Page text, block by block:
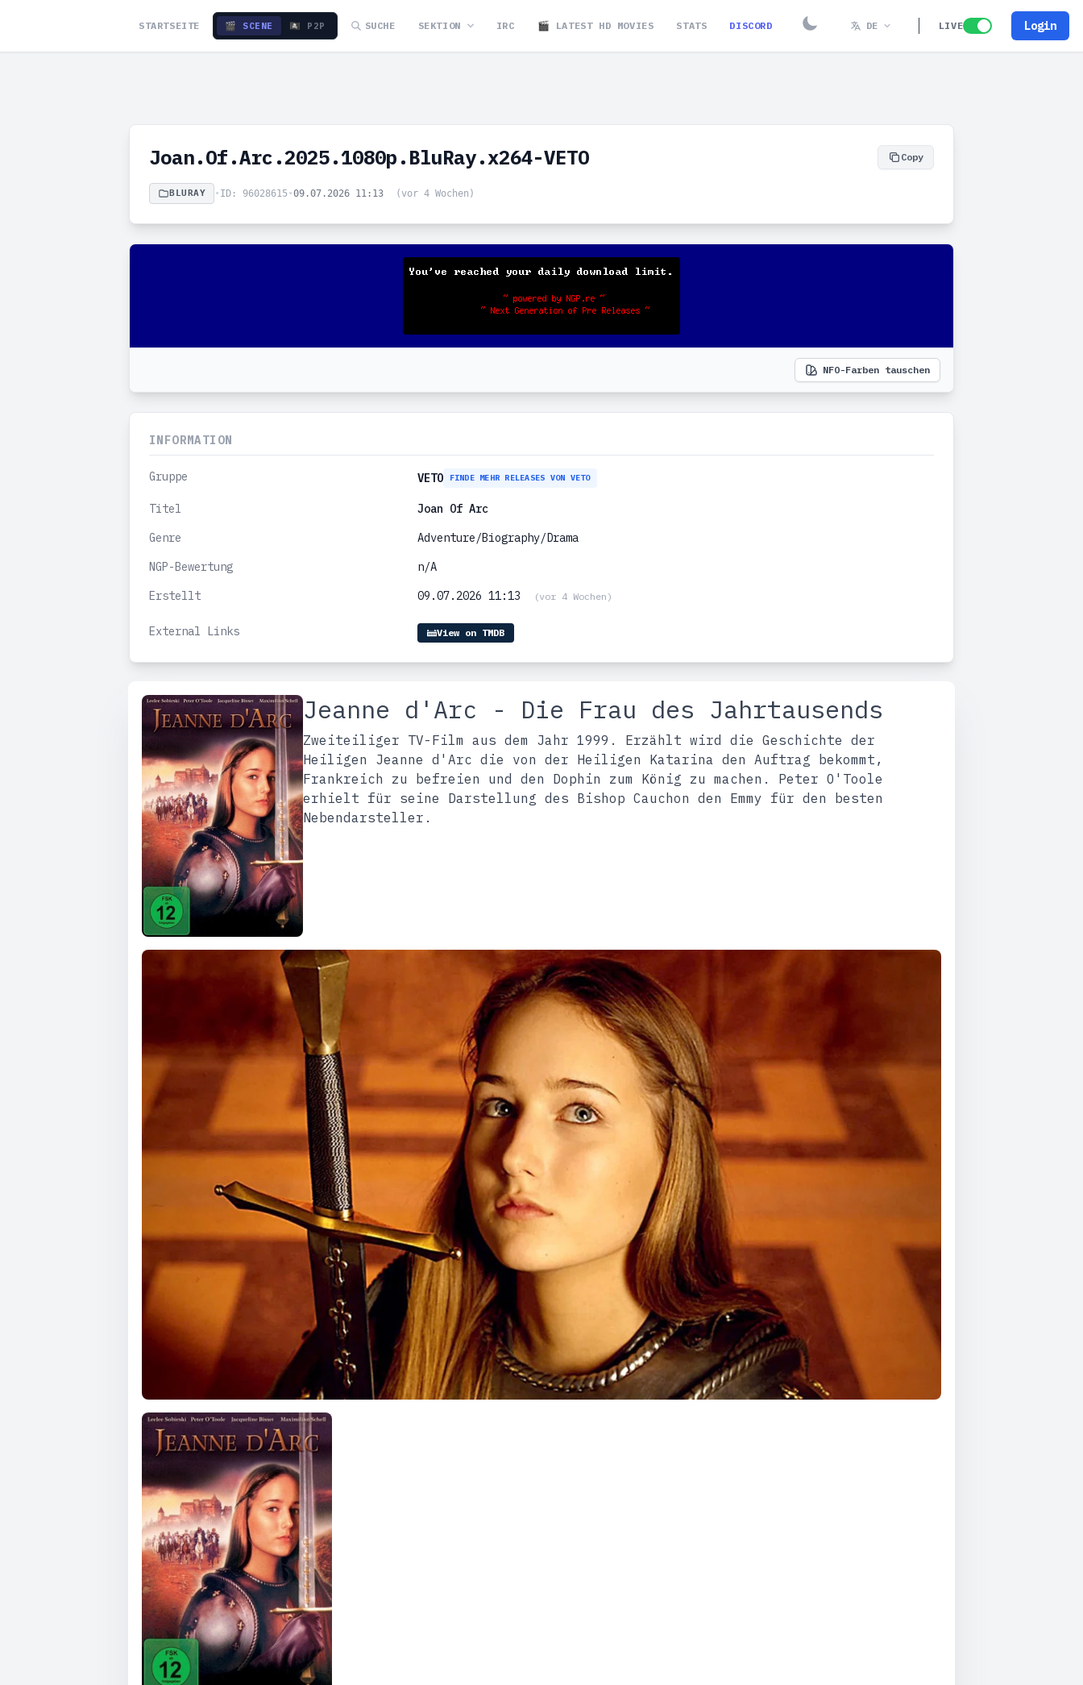
STARTSEITE 🎬 SCENE 🏴‍☠️ P2P SUCHE SEKTION IRC 🎬 LATEST HD MOVIES STATS DISCORD DE LIVE Login
Joan.Of.Arc.2025.1080p.BluRay.x264-VETO Copy
BLURAY • ID: 96028615 •09.07.2026 11:13 (vor 4 Wochen)
NFO-Farben tauschen
INFORMATION
Gruppe VETO FINDE MEHR RELEASES VON VETO
Titel
Joan Of Arc
Genre
Adventure/Biography/Drama
NGP-Bewertung
n/A
Erstellt
09.07.2026 11:13 (vor 4 Wochen)
External Links View on TMDB
Jeanne d'Arc - Die Frau des Jahrtausends
Zweiteiliger TV-Film aus dem Jahr 1999. Erzählt wird die Geschichte der
Heiligen Jeanne d'Arc die von der Heiligen Katarina den Auftrag bekommt,
Frankreich zu befreien und den Dophin zum König zu machen. Peter O'Toole
erhielt für seine Darstellung des Bishop Cauchon den Emmy für den besten
Nebendarsteller.